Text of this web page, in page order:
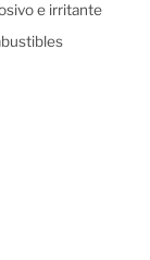
e irritante